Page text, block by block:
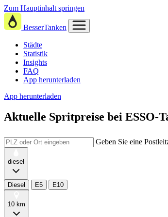
Zum Hauptinhalt springen
BesserTanken
Städte
Statistik
Insights
FAQ
App herunterladen
App herunterladen
Aktuelle Spritpreise bei ESSO-
Geben Sie eine
diesel
Diesel E5 E10
10 km